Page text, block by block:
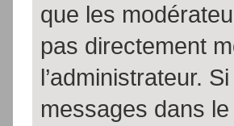
que les
pas directement
l’administrateur.
messages dans